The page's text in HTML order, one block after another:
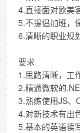
4.直接面对欧美
5.不提倡加班，
6.清晰的职业规
要求
1.思路清晰，工
2.精通微软的
3.熟练使用JS、
4.对新技术有出
5.基本的英语读